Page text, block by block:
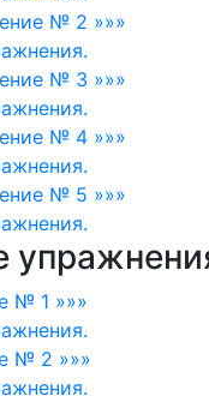
№ 2 »»»
№ 3 »»»
№ 4 »»»
№ 5 »»»
№ 1 »»»
№ 2 »»»